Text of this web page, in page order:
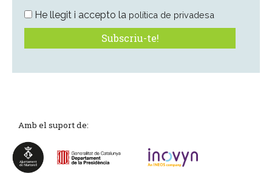
He llegit i accepto la política de privadesa
Amb el suport de: